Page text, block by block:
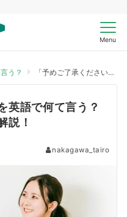
Menu
う？ 「予めご了承ください」を英語で何て言う？ビジネスで使える表現を解説！
英語で何て言う？
説！
nakagawa_tairo